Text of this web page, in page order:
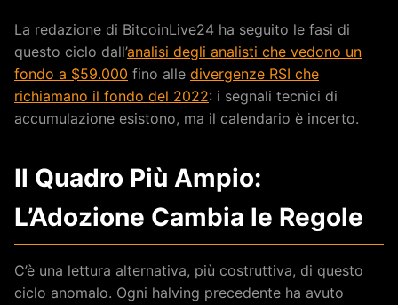
La redazione di BitcoinLive24 ha seguito le fasi di
questo ciclo dall’analisi degli analisti che vedono un
fondo a $59.000 fino alle divergenze RSI che
richiamano il fondo del 2022: i segnali tecnici di
accumulazione esistono, ma il calendario è incerto.
Il Quadro Più Ampio:
L’Adozione Cambia le Regole
C’è una lettura alternativa, più costruttiva, di questo
ciclo anomalo. Ogni halving precedente ha avuto